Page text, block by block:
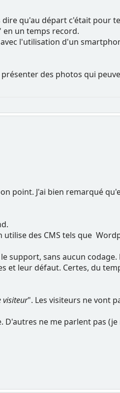
dire qu'au départ c'était pour
en un temps record.
l'utilisation d'un
des photos qui
point. J'ai bien remarqué
des CMS tels que
support, sans aucun codage.
et leur défaut. Certes, du
visiteur". Les visiteurs ne vont
D'autres ne me parlent pas (je